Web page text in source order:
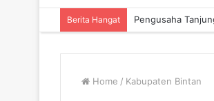
Berita Hangat
Home / Kabupaten Bintan